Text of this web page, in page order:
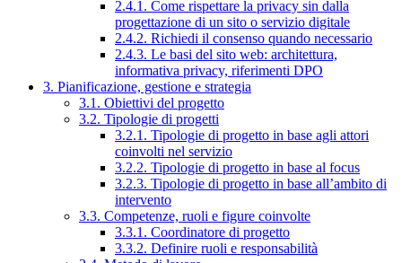
2.4.1. Come rispettare la privacy sin dalla
progettazione di un sito o servizio digitale
2.4.2. Richiedi il consenso quando necessario
2.4.3. Le basi del sito web: architettura,
informativa privacy, riferimenti DPO
3. Pianificazione, gestione e strategia
3.1. Obiettivi del progetto
3.2. Tipologie di progetti
3.2.1. Tipologie di progetto in base agli attori
coinvolti nel servizio
3.2.2. Tipologie di progetto in base al focus
3.2.3. Tipologie di progetto in base all’ambito di
intervento
3.3. Competenze, ruoli e figure coinvolte
3.3.1. Coordinatore di progetto
3.3.2. Definire ruoli e responsabilità